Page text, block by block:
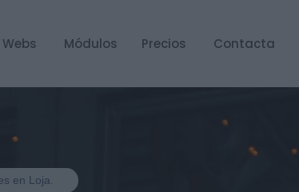
Webs Módulos Precios Contacta
en Loja.